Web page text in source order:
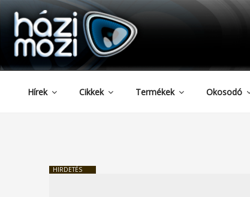
Tartalomhoz
HAZIMOZI
Hírek Cikkek Termékek Okosodó
HIRDETÉS